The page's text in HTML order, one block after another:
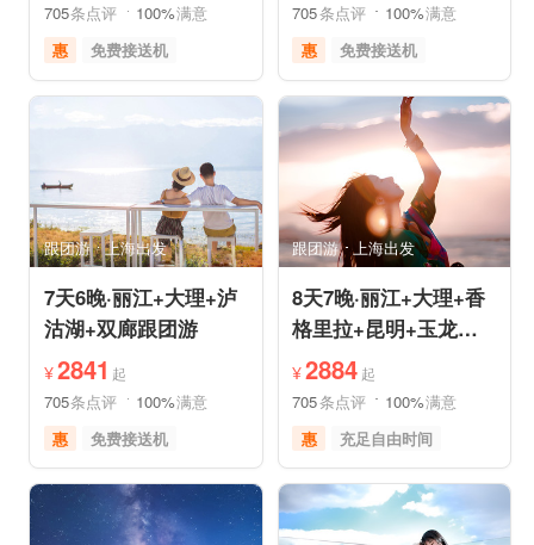
705条点评 100%满意
惠
免费接送机
休闲游
世界遗产
雪山之旅
美食享受
摄影之旅
跟团游 上海出发
7天6晚·丽江+大理+泸
沽湖+双廊跟团游
¥2841 起
705条点评 100%满意
惠
免费接送机
品质游
世界遗产
美食享受
摄影之旅
自然山水
705条点评 100%满意
惠
免费接送机
品质游
世界遗产
美食享受
自然山水
摄影之旅
跟团游 上海出发
8天7晚·丽江+大理+香
格里拉+昆明+玉龙雪
山半自助游
¥2884 起
705条点评 100%满意
惠
充足自由时间
免费接送机
品质游
世界遗产
雪山之旅
森林草原